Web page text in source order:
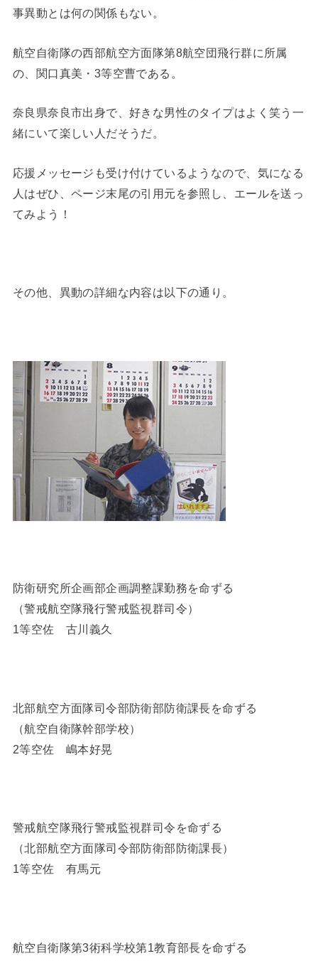
事異動とは何の関係もない。
航空自衛隊の西部航空方面隊第8航空団飛行群に所属
の、関口真美・3等空曹である。
奈良県奈良市出身で、好きな男性のタイプはよく笑う一
緒にいて楽しい人だそうだ。
応援メッセージも受け付けているようなので、気になる
人はぜひ、ページ末尾の引用元を参照し、エールを送っ
てみよう！
その他、異動の詳細な内容は以下の通り。
防衛研究所企画部企画調整課勤務を命ずる
（警戒航空隊飛行警戒監視群司令）
1等空佐 古川義久
北部航空方面隊司令部防衛部防衛課長を命ずる
（航空自衛隊幹部学校）
2等空佐 嶋本好晃
警戒航空隊飛行警戒監視群司令を命ずる
（北部航空方面隊司令部防衛部防衛課長）
1等空佐 有馬元
航空自衛隊第3術科学校第1教育部長を命ずる